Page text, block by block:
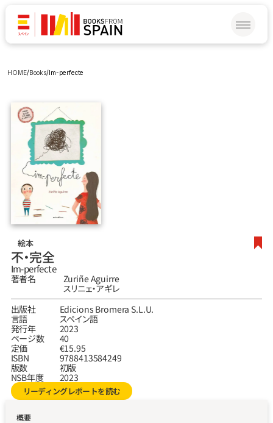
HOME/Books/Im-perfecte
絵本
不‧完全
Im-perfecte
著者名
Zuriñe Aguirre
スリニェ‧アギレ
出版社
Edicions Bromera S.L.U.
言語
スペイン語
発行年
2023
ページ数
40
定価
€15.95
ISBN
9788413584249
版数
初版
NSB年度
2023
リーディングレポートを読む
概要